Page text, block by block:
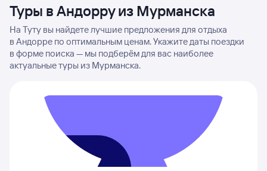
Туры в Андорру из Мурманска
На Туту вы найдете лучшие предложения для отдыха
в Андорре по оптимальным ценам. Укажите даты поездки
в форме поиска — мы подберём для вас наиболее
актуальные туры из Мурманска.